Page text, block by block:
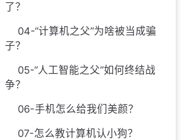
了？
04-“计算机之父”为啥被当成骗
子？
05-“人工智能之父”如何终结战
争？
06-手机怎么给我们美颜？
07-怎么教计算机认小狗？